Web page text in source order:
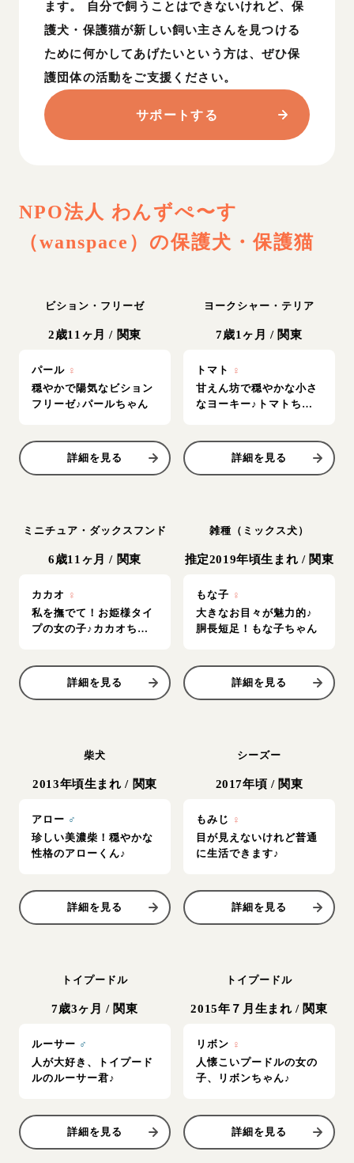
ます。 自分で飼うことはできないけれど、保
護犬・保護猫が新しい飼い主さんを見つける
ために何かしてあげたいという方は、ぜひ保
護団体の活動をご支援ください。
サポートする
NPO法人 わんずぺ〜す
（wanspace） の保護犬・保護猫
ビション・フリーゼ
2歳11ヶ月 / 関東
パール ♀
穏やかで陽気なビション
フリーゼ♪パールちゃん
詳細を見る
ヨークシャー・テリア
7歳1ヶ月 / 関東
トマト
♀
甘えん坊で穏やかな小さ
なヨーキー♪トマトちゃ
詳細を見る
ミニチュア・ダックスフンド
6歳11ヶ月 / 関東
カカオ ♀
私を撫でて！お姫様タイ
プの女の子♪カカオちゃ
詳細を見る
雑種（ミックス犬）
推定2019年頃生まれ/ 関東
もな子 ♀
大きなお目々が魅力的♪
胴長短足！もな子ちゃん
詳細を見る
柴犬
2013年頃生まれ/ 関東
アロー ♂
珍しい美濃柴！穏やかな
性格のアローくん♪
詳細を見る
シーズー
2017年頃 / 関東
もみじ ♀
目が見えないけれど普通
に生活できます♪
詳細を見る
トイプードル
7歳3ヶ月 / 関東
ルーサー ♂
人が大好き、トイプード
ルのルーサー君♪
詳細を見る
トイプードル
2015年７月生まれ/ 関東
リボン ♀
人懐こいプードルの女の
子、リボンちゃん♪
詳細を見る